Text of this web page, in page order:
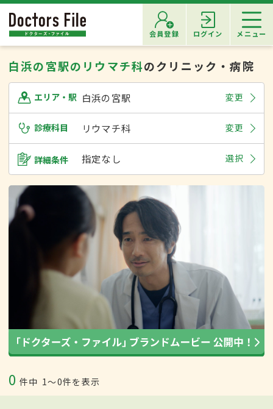
会員登録 ログイン メニュー
白浜の宮駅のリウマチ科のクリニック・病院
エリア・駅 白浜の宮駅 変更
診療科目 リウマチ科 変更
詳細条件 指定なし 選択
0 件中 1〜0件を表示